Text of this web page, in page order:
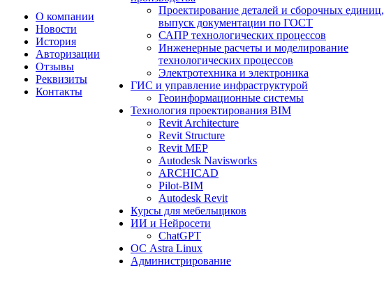
О компании
Новости
История
Авторизации
Отзывы
Реквизиты
Контакты
Проектирование деталей и сборочных единиц,
выпуск документации по ГОСТ
САПР технологических процессов
Инженерные расчеты и моделирование
технологических процессов
Электротехника и электроника
ГИС и управление инфраструктурой
Геоинформационные системы
Технология проектирования BIM
Revit Architecture
Revit Structure
Revit MEP
Autodesk Navisworks
ARCHICAD
Pilot-BIM
Autodesk Revit
Курсы для мебельщиков
ИИ и Нейросети
ChatGPT
ОС Astra Linux
Администрирование